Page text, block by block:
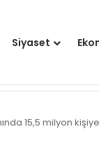
Siyaset
gitmeyin
15,5 milyon